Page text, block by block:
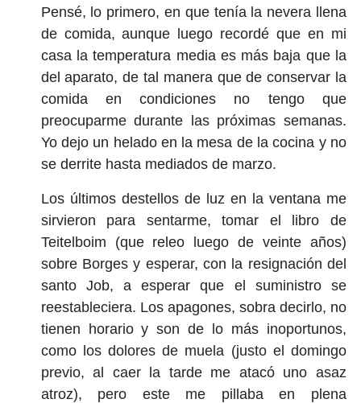
Pensé, lo primero, en que tenía la nevera llena
de comida, aunque luego recordé que en mi
casa la temperatura media es más baja que la
del aparato, de tal manera que de conservar la
comida en condiciones no tengo que
preocuparme durante las próximas semanas.
Yo dejo un helado en la mesa de la cocina y no
se derrite hasta mediados de marzo.
Los últimos destellos de luz en la ventana me
sirvieron para sentarme, tomar el libro de
Teitelboim (que releo luego de veinte años)
sobre Borges y esperar, con la resignación del
santo Job, a esperar que el suministro se
reestableciera. Los apagones, sobra decirlo, no
tienen horario y son de lo más inoportunos,
como los dolores de muela (justo el domingo
previo, al caer la tarde me atacó uno asaz
atroz), pero este me pillaba en plena